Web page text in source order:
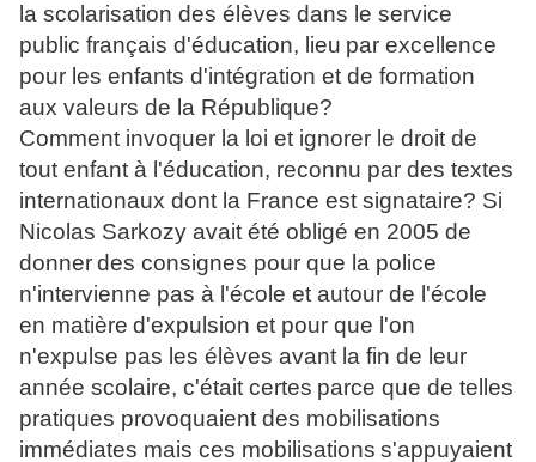
la scolarisation des élèves dans le service
public français d'éducation, lieu par excellence
pour les enfants d'intégration et de formation
aux valeurs de la République?
Comment invoquer la loi et ignorer le droit de
tout enfant à l'éducation, reconnu par des textes
internationaux dont la France est signataire? Si
Nicolas Sarkozy avait été obligé en 2005 de
donnerdes consignes pour que la police
n'intervienne pas à l'école et autour de l'école
en matière d'expulsion et pour que l'on
n'expulse pas les élèves avant la fin de leur
année scolaire, c'était certes parce que de telles
pratiques provoquaient des mobilisations
immédiates mais ces mobilisations s'appuyaient